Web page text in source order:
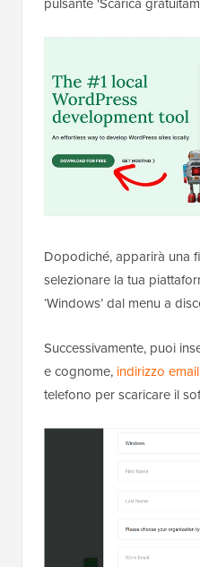
Dopodiché, apparirà una
selezionare la tua
‘Windows’ dal menu a
Successivamente, puoi
e cognome, indirizzo
telefono per scaricare il